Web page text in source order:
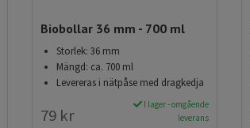
Biobollar 36 mm - 700 ml
Storlek: 36 mm
Mängd: ca. 700 ml
Levereras i nätpåse med dragkedja
79 kr
I lager - omgående
leverans